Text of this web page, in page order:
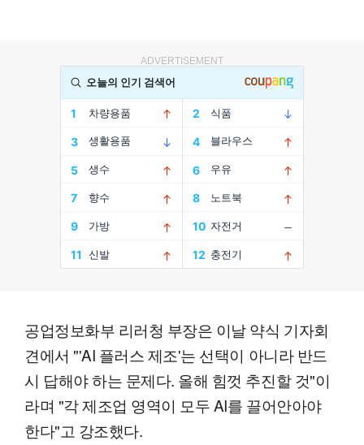
ADVERTISEMENT
공업정보화부 리러청 부장은 이날 약식 기자회
견에서 "'AI 플러스 제조'는 선택이 아니라 반드
시 답해야 하는 문제다. 올해 힘껏 추진할 것"이
라며 "각 제조업 영역이 모두 AI를 끌어안아야
한다"고 강조했다.